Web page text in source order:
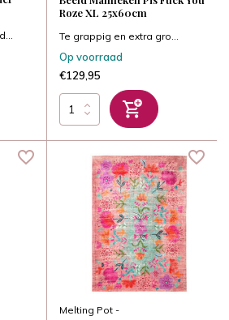
Roze XL 25x60cm
Te grappig en extra gro...
Op voorraad
€129,95
Melting Pot -